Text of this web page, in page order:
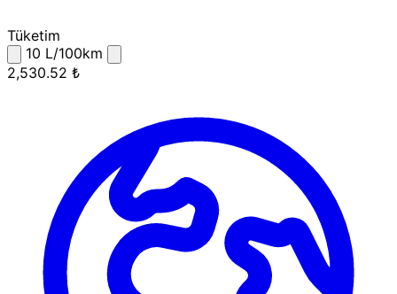
Tüketim
10 L/100km
2,530.52 ₺